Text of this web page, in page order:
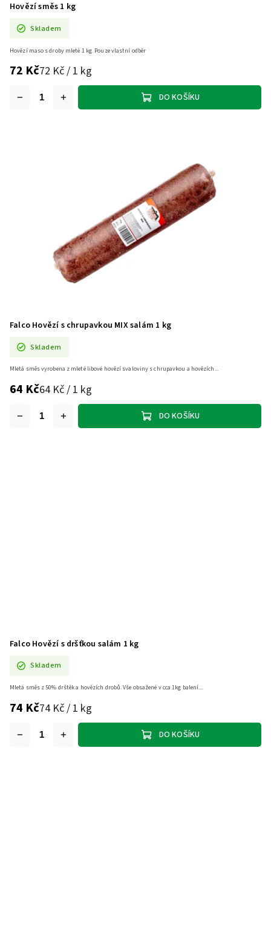
Hovězí směs 1 kg
Skladem
72 Kč72 Kč / 1 kg
DO KOŠÍKU
Hovězí maso s droby mleté 1 kg. Pouze vlastní odběr
Falco Hovězí s chrupavkou MIX salám 1 kg
Skladem
64 Kč64 Kč / 1 kg
DO KOŠÍKU
Mletá směs vyrobena z mleté libové hovězí svaloviny s chrupavkou a hovězích...
Falco Hovězí s dršťkou salám 1 kg
Skladem
74 Kč74 Kč / 1 kg
DO KOŠÍKU
Mletá směs z 50% drštěk a hovězích drobů. Vše obsažené v cca 1kg balení....